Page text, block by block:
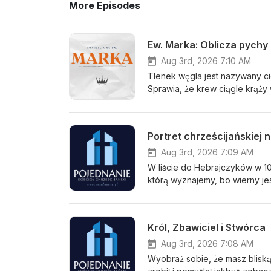
More Episodes
Ew. Marka: Oblicza pychy
Aug 3rd, 2026 7:10 AM
Tlenek węgla jest nazywany
Sprawia, że krew ciągle krąży
trucizna. Istnieje również pewna trucizna, która jest cicha jak czad, lecz zatruwa duszę człowieka. Leży
zniszczonego życia. Ironią
innych, lecz nie widzi go u siebie. Tą trucizną jest
W dzisiejszym kazaniu pastor
fragmentu z Ew. Marka 10:32-
wysłuchania najnowszego
Portret chrześcijańskiej
Aug 3rd, 2026 7:09 AM
W liście do Hebrajczyków w
którą wyznajemy, bo wierny jest Ten, który dał
stabilność lub w koncie
ostatecznie sprawia, że wstajemy codziennie i jesteśmy pełni nadziei; co napędza nas codziennie? W
dzisiejszym kazaniu pastor
List ten napisany został do
prawdopodobnie tuż przed
Król, Zbawiciel i Stwórca
Aug 3rd, 2026 7:08 AM
Wyobraź sobie, że masz